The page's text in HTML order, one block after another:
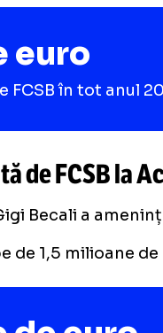
euro
FCSB în tot anul
de FCSB la
Becali a
de 1,5 milioane de